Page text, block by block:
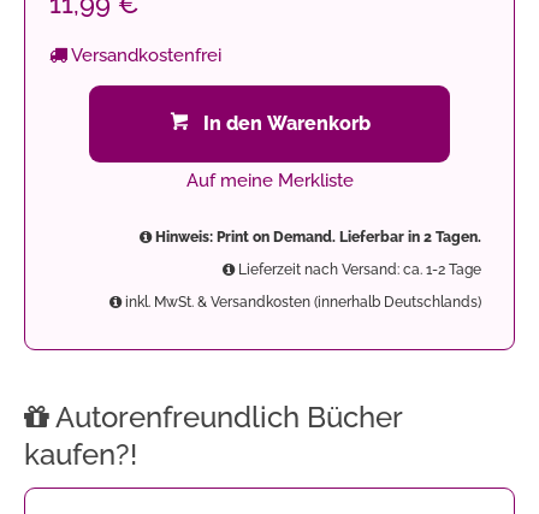
Versandkostenfrei
In den Warenkorb
Auf meine Merkliste
Hinweis: Print on Demand. Lieferbar in 2 Tagen.
Lieferzeit nach Versand: ca. 1-2 Tage
inkl. MwSt. & Versandkosten (innerhalb Deutschlands)
Autorenfreundlich Bücher
kaufen?!